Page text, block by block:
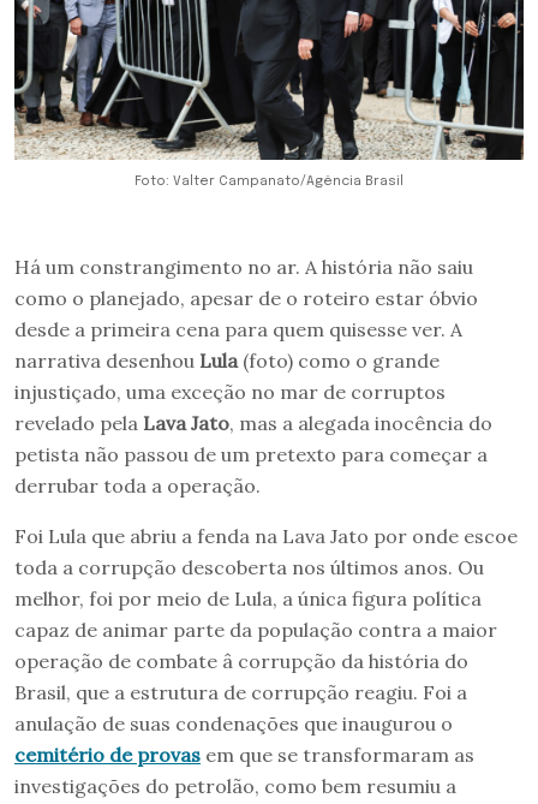
Foto: Valter Campanato/Agência Brasil
Há um constrangimento no ar. A história não saiu
como o planejado, apesar de o roteiro estar óbvio
desde a primeira cena para quem quisesse ver. A
narrativa desenhou Lula(foto) como o grande
injustiçado, uma exceção no mar de corruptos
revelado pela Lava Jato, mas a alegada inocência do
petista não passou de um pretexto para começar a
derrubar toda a operação.
Foi Lula que abriu a fenda na Lava Jato por onde escoe
toda a corrupção descoberta nos últimos anos. Ou
melhor, foi por meio de Lula, a única figura política
capaz de animar parte da população contra a maior
operação de combate â corrupção da história do
Brasil, que a estrutura de corrupção reagiu. Foi a
anulação de suas condenações que inaugurou o
cemitério de provas em que se transformaram as
investigações do petrolão, como bem resumiu a